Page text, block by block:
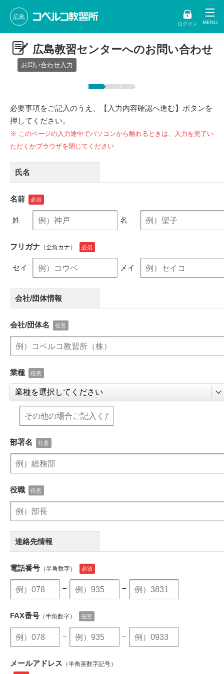
広島
ログイン
広島教習センターへのお問い合わせ
お問い合わせ入力
必要事項をご記入のうえ、【入力内容確認へ進む】ボタンを
押してください。
※ このページの入力途中でパソコンから離れるときは、入力を完了い
ただくかブラウザを閉じてください
氏名
名前
姓 名
フリガナ （全角カナ）
セイ メイ
会社/団体情報
会社/団体名
業種
部署名
役職
連絡先情報
電話番号 （半角数字）
− −
FAX番号 （半角数字）
− −
メールアドレス （半角英数字記号）